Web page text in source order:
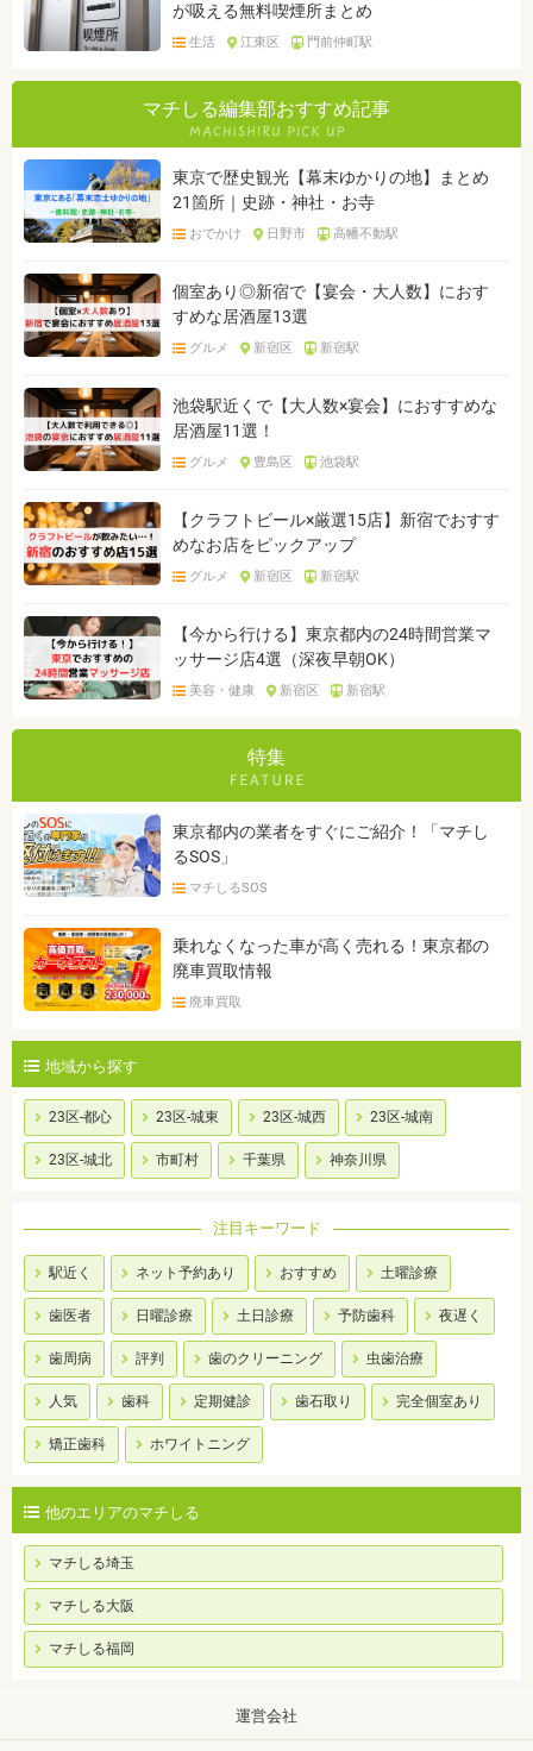
が吸える無料喫煙所まとめ
生活 江東区 門前仲町駅
マチしる編集部おすすめ記事
東京で歴史観光【幕末ゆかりの地】まとめ
21箇所｜史跡・神社・お寺
おでかけ 日野市 高幡不動駅
個室あり◎新宿で【宴会・大人数】におす
すめな居酒屋13選
グルメ 新宿区 新宿駅
池袋駅近くで【大人数×宴会】におすすめな
居酒屋11選！
グルメ 豊島区 池袋駅
【クラフトビール×厳選15店】新宿でおすす
めなお店をピックアップ
グルメ 新宿区 新宿駅
【今から行ける】東京都内の24時間営業マ
ッサージ店4選（深夜早朝OK）
美容・健康 新宿区 新宿駅
特集
東京都内の業者をすぐにご紹介！「マチし
るSOS」
マチしるSOS
乗れなくなった車が高く売れる！東京都の
廃車買取情報
廃車買取
地域から探す
23区-都心 23区-城東 23区-城西 23区-城南
23区-城北 市町村 千葉県 神奈川県
注目キーワード
駅近く ネット予約あり おすすめ 土曜診療
歯医者 日曜診療 土日診療 予防歯科 夜遅く
歯周病 評判 歯のクリーニング 虫歯治療
人気 歯科 定期健診 歯石取り 完全個室あり
矯正歯科 ホワイトニング
他のエリアのマチしる
マチしる埼玉
マチしる大阪
マチしる福岡
運営会社